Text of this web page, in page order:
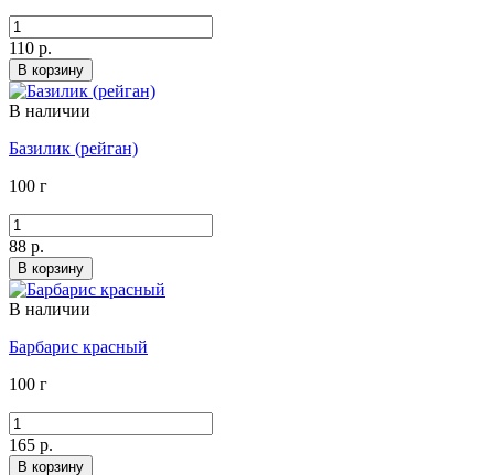
110 р.
В корзину
В наличии
Базилик (рейган)
100 г
88 р.
В корзину
В наличии
Барбарис красный
100 г
165 р.
В корзину